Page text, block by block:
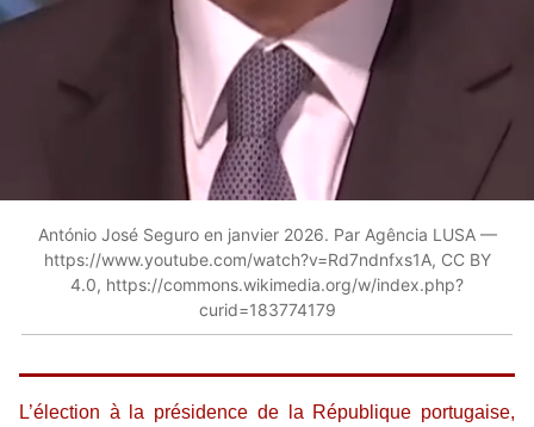
António José Seguro en janvier 2026. Par Agência LUSA —
https://www.youtube.com/watch?v=Rd7ndnfxs1A, CC BY
4.0, https://commons.wikimedia.org/w/index.php?
curid=183774179
L’élection à la présidence de la République portugaise,